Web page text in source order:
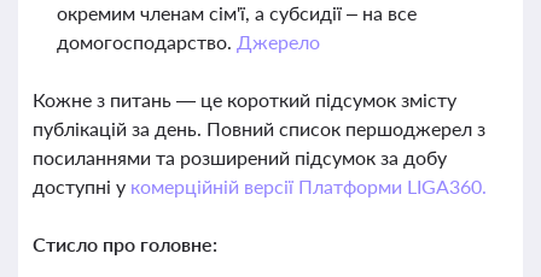
окремим членам сім'ї, а субсидії – на все
домогосподарство. Джерело
Кожне з питань — це короткий підсумок змісту
публікацій за день. Повний список першоджерел з
посиланнями та розширений підсумок за добу
доступні у комерційній версії Платформи LIGA360.
Стисло про головне: